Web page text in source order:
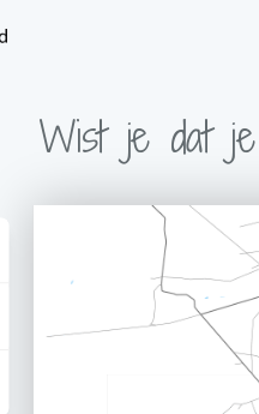
Wist je dat